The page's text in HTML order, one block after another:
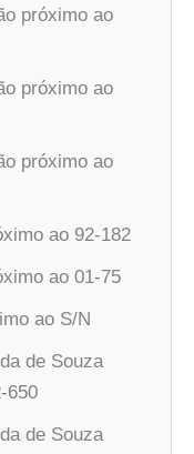
próximo ao
próximo ao
próximo ao
ao 92-182
ao 01-75
ao S/N
de Souza
650
de Souza